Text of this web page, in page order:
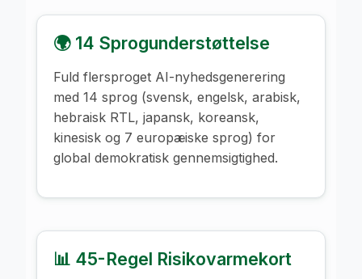
🌍 14 Sprogunderstøttelse
Fuld flersproget AI-nyhedsgenerering
med 14 sprog (svensk, engelsk, arabisk,
hebraisk RTL, japansk, koreansk,
kinesisk og 7 europæiske sprog) for
global demokratisk gennemsigtighed.
📊 45-Regel Risikovarmekort